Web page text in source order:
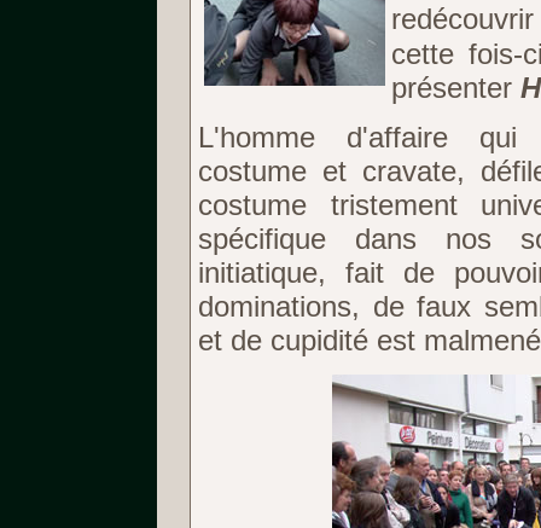
cette fois-
présenter
L'homme d'affaire qui
costume et cravate,
costume tristement
spécifique dans nos
initiatique, fait de
dominations, de faux
et de cupidité est